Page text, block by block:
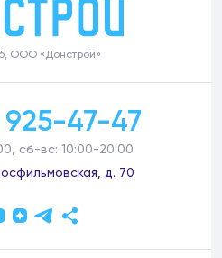
ООО «Донстрой»
925-47-47
сб-вс: 10:00-20:00
д. 70